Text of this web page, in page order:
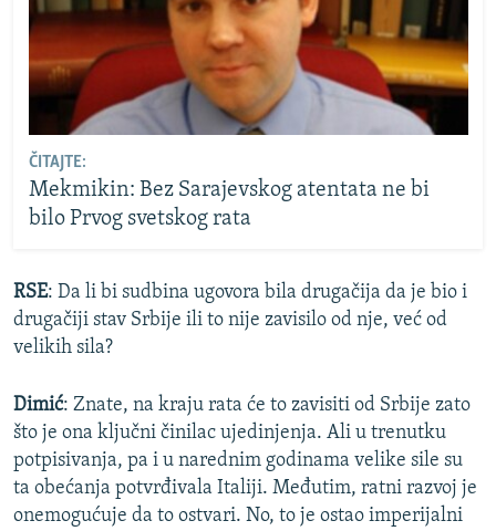
ČITAJTE:
Mekmikin: Bez Sarajevskog atentata ne bi
bilo Prvog svetskog rata
RSE: Da li bi sudbina ugovora bila drugačija da je bio i
drugačiji stav Srbije ili to nije zavisilo od nje, već od
velikih sila?
Dimić: Znate, na kraju rata će to zavisiti od Srbije zato
što je ona ključni činilac ujedinjenja. Ali u trenutku
potpisivanja, pa i u narednim godinama velike sile su
ta obećanja potvrđivala Italiji. Međutim, ratni razvoj je
onemogućuje da to ostvari. No, to je ostao imperijalni